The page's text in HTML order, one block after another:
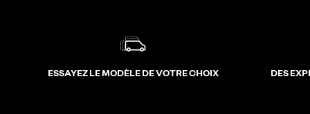
ESSAYEZ LE MODÈLE DE VOTRE CHOIX DES